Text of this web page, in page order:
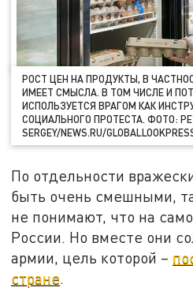
РОСТ ЦЕН НА ПРОДУКТЫ, В
ИМЕЕТ СМЫСЛА. В ТОМ ЧИСЛЕ И
ИСПОЛЬЗУЕТСЯ ВРАГОМ КАК
СОЦИАЛЬНОГО ПРОТЕСТА. ФОТО:
SERGEY/NEWS.RU/
По отдельности
быть очень смешными,
не понимают, что на
России. Но вместе они
армии, цель которой –
стране.